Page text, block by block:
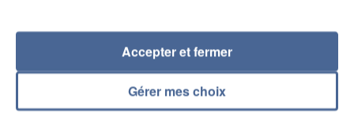
Gérer mes choix
Accepter et fermer